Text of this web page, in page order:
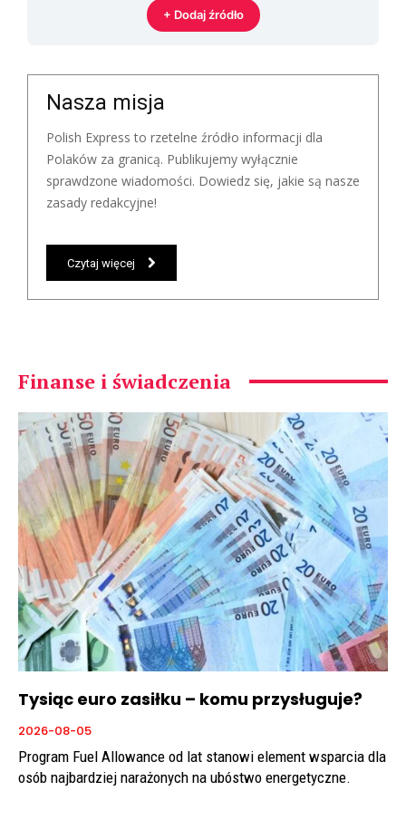
+ Dodaj źródło
Nasza misja
Polish Express to rzetelne źródło informacji dla
Polaków za granicą. Publikujemy wyłącznie
sprawdzone wiadomości. Dowiedz się, jakie są nasze
zasady redakcyjne!
Czytaj więcej
Finanse i świadczenia
Tysiąc euro zasiłku – komu przysługuje?
2026-08-05
Program Fuel Allowance od lat stanowi element wsparcia dla
osób najbardziej narażonych na ubóstwo energetyczne.